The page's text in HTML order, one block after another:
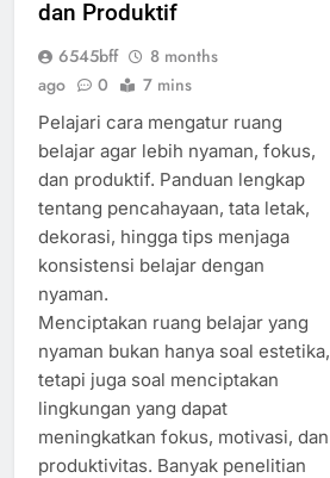
dan Produktif
6545bff
8 months
ago
0 7 mins
Pelajari cara mengatur ruang
belajar agar lebih nyaman, fokus,
dan produktif. Panduan lengkap
tentang pencahayaan, tata letak,
dekorasi, hingga tips menjaga
konsistensi belajar dengan
nyaman.
Menciptakan ruang belajar yang
nyaman bukan hanya soal estetika,
tetapi juga soal menciptakan
lingkungan yang dapat
meningkatkan fokus, motivasi, dan
produktivitas. Banyak penelitian